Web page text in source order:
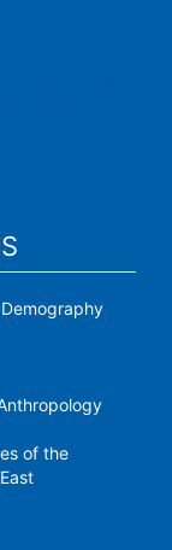
of the